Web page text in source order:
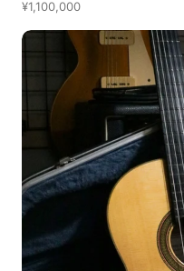
¥1,100,000